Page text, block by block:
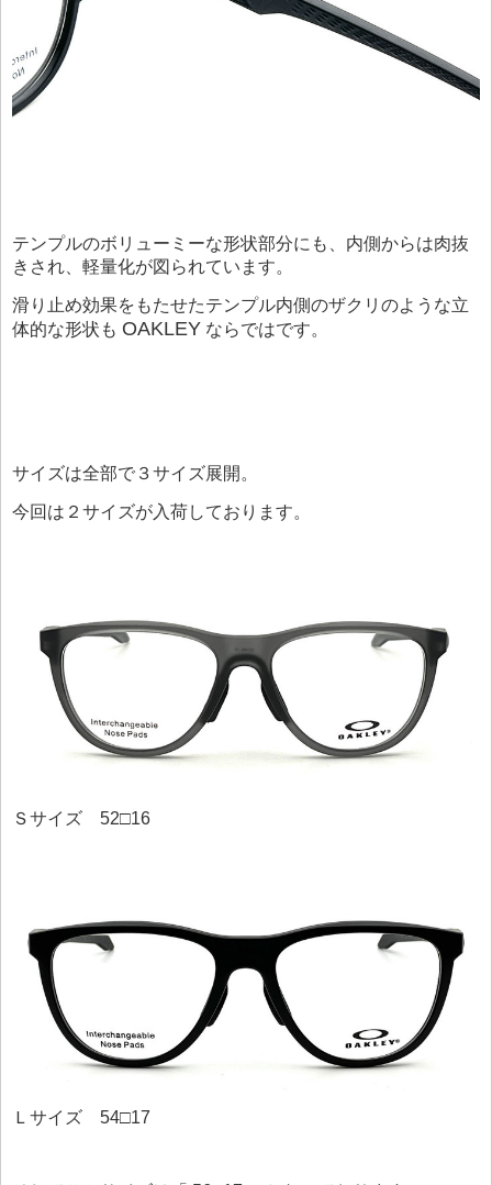
テンプルのボリューミーな形状部分にも、内側からは肉抜
きされ、軽量化が図られています。
滑り止め効果をもたせたテンプル内側のザクリのような立
体的な形状も OAKLEY ならではです。
サイズは全部で３サイズ展開。
今回は２サイズが入荷しております。
Ｓサイズ 52□16
Ｌサイズ 54□17